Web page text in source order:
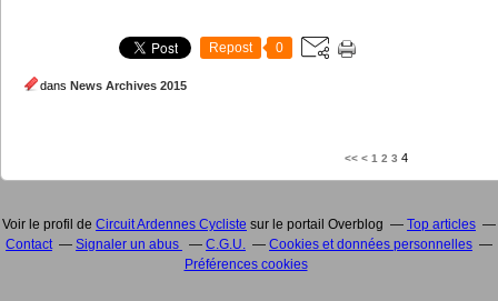
Repost 0
dans News Archives 2015
<< < 1 2 3 4
Voir le profil de Circuit Ardennes Cycliste sur le portail Overblog
Top articles
Contact
Signaler un abus C.G.U.
Cookies et données personnelles
Préférences cookies